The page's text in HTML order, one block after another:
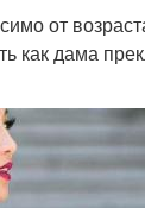
от
как дама